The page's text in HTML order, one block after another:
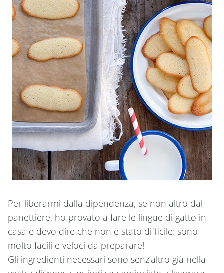
Per liberarmi dalla dipendenza, se non altro dal
panettiere, ho provato a fare le lingue di gatto in
casa e devo dire che non è stato difficile: sono
molto facili e veloci da preparare!
Gli ingredienti necessari sono senz’altro già nella